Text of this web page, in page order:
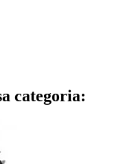
categoria: